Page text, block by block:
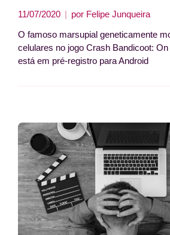
11/07/2020 por Felipe Junqueira
O famoso marsupial geneticamente
celulares no jogo Crash Bandicoot:
está em pré-registro para Android